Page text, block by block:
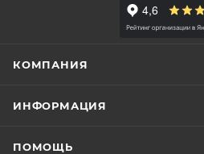
КОМПАНИЯ
ИНФОРМАЦИЯ
ПОМОЩЬ